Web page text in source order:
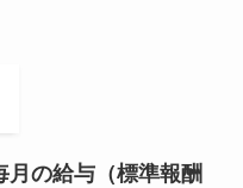
月の給与（標準報酬